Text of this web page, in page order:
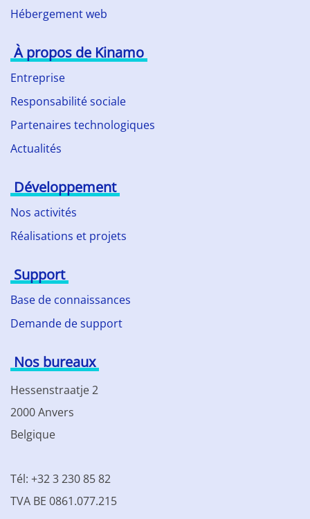
Hébergement web
À propos de Kinamo
Entreprise
Responsabilité sociale
Partenaires technologiques
Actualités
Développement
Nos activités
Réalisations et projets
Support
Base de connaissances
Demande de support
Nos bureaux
Hessenstraatje 2
2000 Anvers
Belgique
Tél: +32 3 230 85 82
TVA BE 0861.077.215